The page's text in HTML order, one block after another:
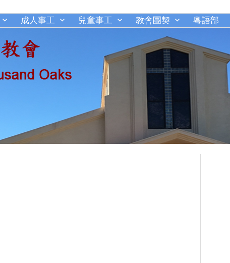
成人事工 兒童事工 教會團契 粵語部